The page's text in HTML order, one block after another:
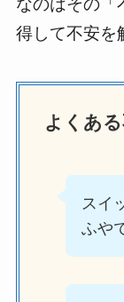
なのはその「
得して不安を
よくあ
スイ
ふや